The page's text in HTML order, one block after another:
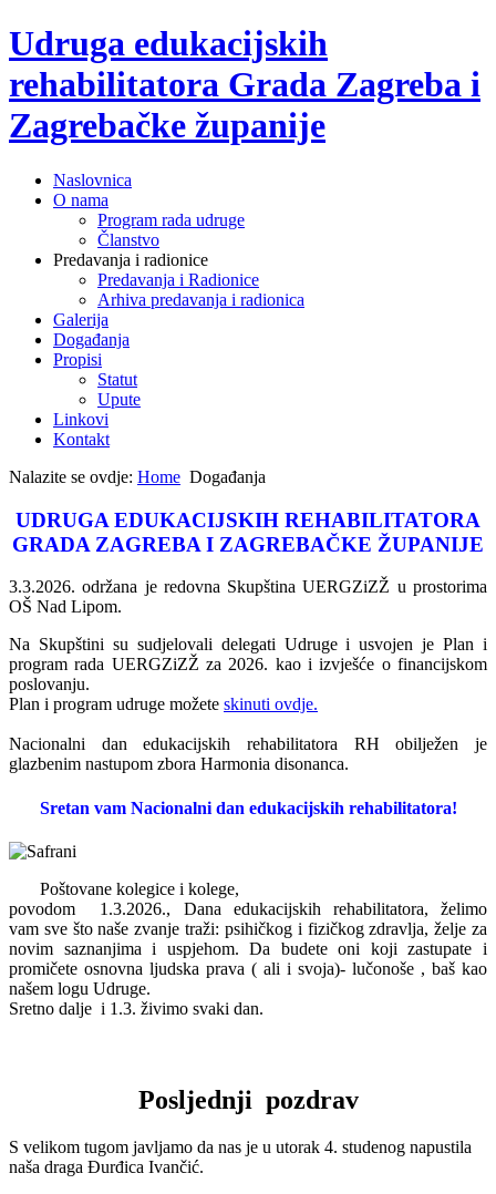
Udruga edukacijskih
rehabilitatora Grada Zagreba i
Zagrebačke županije
Naslovnica
O nama
Program rada udruge
Članstvo
Predavanja i radionice
Predavanja i Radionice
Arhiva predavanja i radionica
Galerija
Događanja
Propisi
Statut
Upute
Linkovi
Kontakt
Nalazite se ovdje: Home Događanja
UDRUGA EDUKACIJSKIH REHABILITATORA
GRADA ZAGREBA I ZAGREBAČKE ŽUPANIJE
3.3.2026. održana je redovna Skupština UERGZiZŽ u prostorima
OŠ Nad Lipom.
Na Skupštini su sudjelovali delegati Udruge i usvojen je Plan i
program rada UERGZiZŽ za 2026. kao i izvješće o financijskom
poslovanju.
Plan i program udruge možete skinuti ovdje.
Nacionalni dan edukacijskih rehabilitatora RH obilježen je
glazbenim nastupom zbora Harmonia disonanca.
Sretan vam Nacionalni dan edukacijskih rehabilitatora!
Poštovane kolegice i kolege,
povodom 1.3.2026., Dana edukacijskih rehabilitatora, želimo
vam sve što naše zvanje traži: psihičkog i fizičkog zdravlja, želje za
novim saznanjima i uspjehom. Da budete oni koji zastupate i
promičete osnovna ljudska prava ( ali i svoja)- lučonoše , baš kao
našem logu Udruge.
Sretno dalje i 1.3. živimo svaki dan.
Posljednji pozdrav
S velikom tugom javljamo da nas je u utorak 4. studenog napustila
naša draga Đurđica Ivančić.